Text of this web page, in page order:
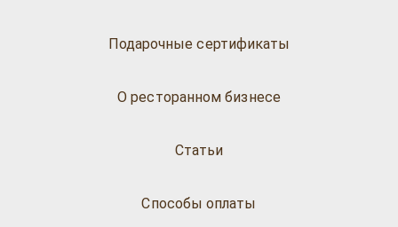
Подарочные сертификаты
О ресторанном бизнесе
Статьи
Способы оплаты